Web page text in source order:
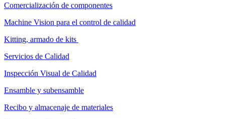
Comercialización de componentes
Machine Vision para el control de calidad
Kitting, armado de kits
Servicios de Calidad
Inspección Visual de Calidad
Ensamble y subensamble
Recibo y almacenaje de materiales